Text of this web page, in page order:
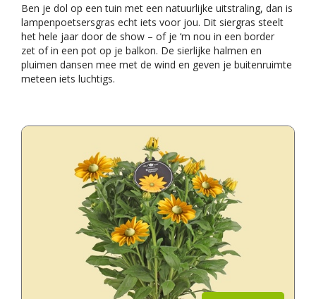
Ben je dol op een tuin met een natuurlijke uitstraling, dan is
lampenpoetsersgras echt iets voor jou. Dit siergras steelt
het hele jaar door de show – of je ‘m nou in een border
zet of in een pot op je balkon. De sierlijke halmen en
pluimen dansen mee met de wind en geven je buitenruimte
meteen iets luchtigs.